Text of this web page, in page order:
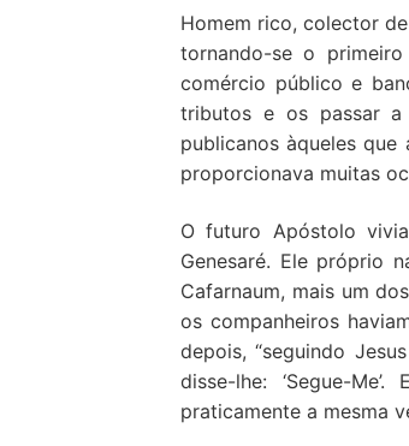
Homem rico, colector
tornando-se o
comércio público e
tributos e os passar a
publicanos àqueles
proporcionava muitas
O futuro Apóstolo
Genesaré. Ele próprio
Cafarnaum, mais um
os companheiros
depois, “seguindo
disse-lhe: ‘Segue-
praticamente a mesma